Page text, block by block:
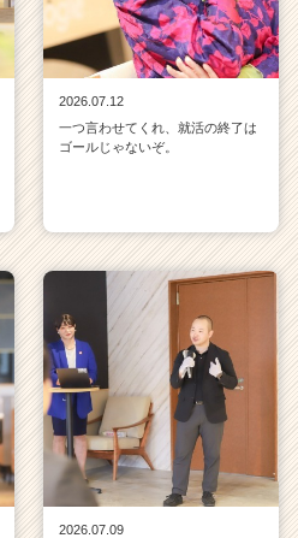
2026.07.12
一つ言わせてくれ、就活の終了は
ゴールじゃないぞ。
2026.07.09